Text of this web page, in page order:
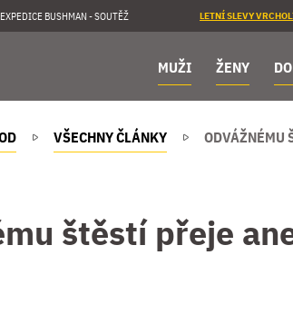
EXPEDICE BUSHMAN - SOUTĚŽ LETNÍ SLEVY
MUŽI ŽENY
VŠECHNY ČLÁNKY ODVÁŽNÉMU
štěstí přeje